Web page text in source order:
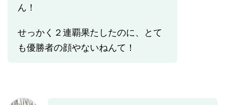
ん！
せっかく２連覇果たしたのに、とて
も優勝者の顔やないねんて！